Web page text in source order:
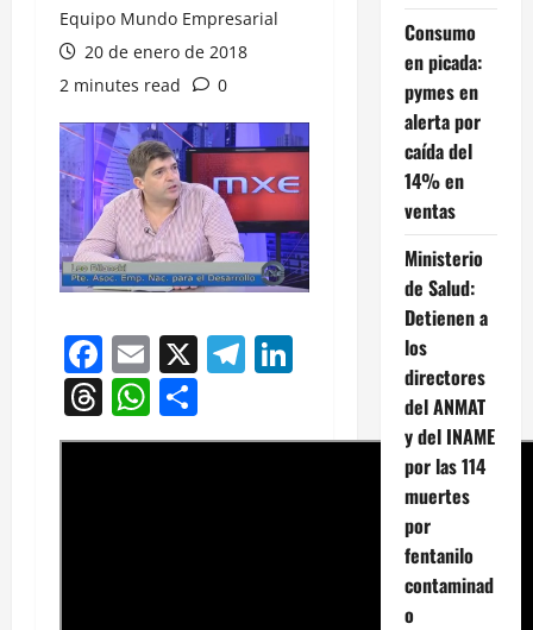
Equipo Mundo Empresarial
20 de enero de 2018
2 minutes read
0
Facebook
Email
X Telegram
LinkedIn
Threads
WhatsApp
Consumo
en picada:
pymes en
alerta por
caída del
14% en
ventas
Ministerio
de Salud:
Detienen a
los
directores
del ANMAT
y del INAME
por las 114
muertes
por
fentanilo
contaminad
o